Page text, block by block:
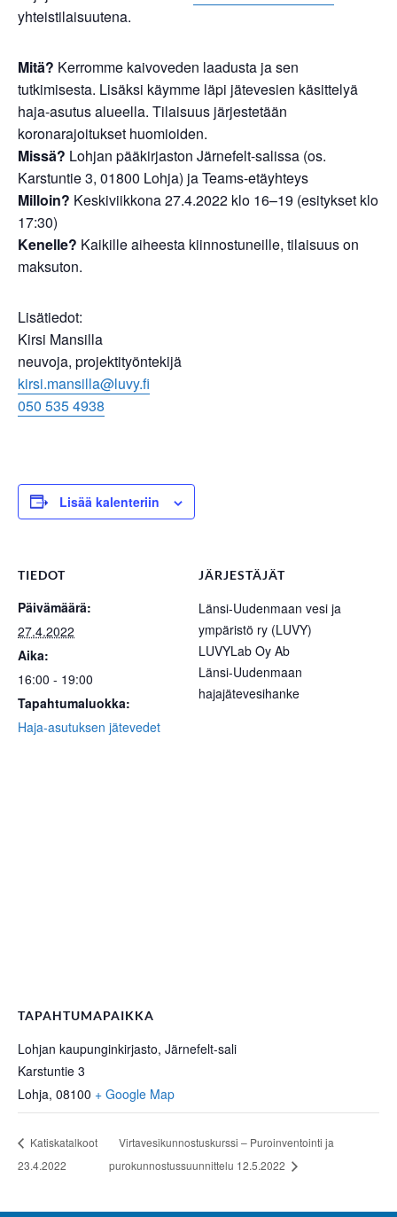
yhteistilaisuutena.
Mitä? Kerromme kaivoveden laadusta ja sen
tutkimisesta. Lisäksi käymme läpi jätevesien käsittelyä
haja-asutus alueella. Tilaisuus järjestetään
koronarajoitukset huomioiden.
Missä? Lohjan pääkirjaston Järnefelt-salissa (os.
Karstuntie 3, 01800 Lohja) ja Teams-etäyhteys
Milloin? Keskiviikkona 27.4.2022 klo 16–19 (esitykset klo
17:30)
Kenelle? Kaikille aiheesta kiinnostuneille, tilaisuus on
maksuton.
Lisätiedot:
Kirsi Mansilla
neuvoja, projektityöntekijä
kirsi.mansilla@luvy.fi
050 535 4938
Lisää kalenteriin
TIEDOT
Päivämäärä:
27.4.2022
Aika:
16:00 - 19:00
Tapahtumaluokka:
Haja-asutuksen jätevedet
JÄRJESTÄJÄT
Länsi-Uudenmaan vesi ja
ympäristö ry (LUVY)
LUVYLab Oy Ab
Länsi-Uudenmaan
hajajätevesihanke
TAPAHTUMAPAIKKA
Lohjan kaupunginkirjasto, Järnefelt-sali
Karstuntie 3
Lohja, 08100 + Google Map
Katiskatalkoot
23.4.2022
Virtavesikunnostuskurssi – Puroinventointi ja
purokunnostussuunnittelu 12.5.2022